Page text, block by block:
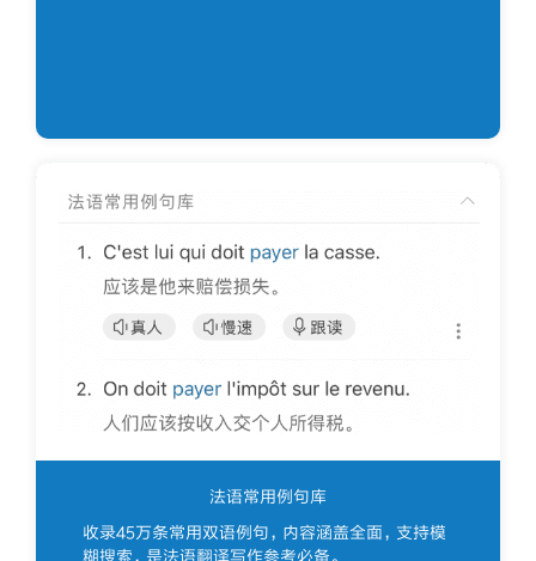
法语常用例句库
收录45万条常用双语例句，内容涵盖全面，支持模
糊搜索，是法语翻译写作参考必备。